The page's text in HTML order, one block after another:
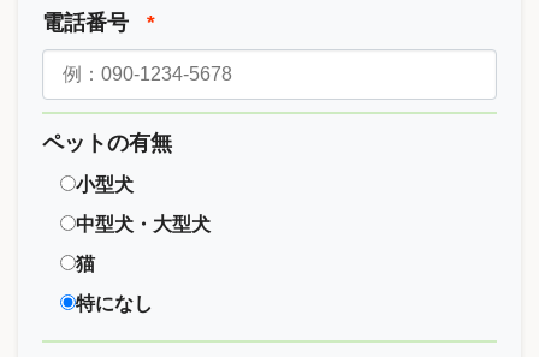
電話番号 *
ペットの有無
小型犬
中型犬・大型犬
猫
特になし